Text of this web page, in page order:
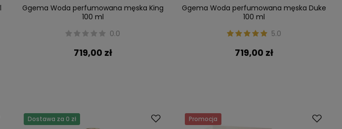
Ggema Woda perfumowana męska King
100 ml
0.0
719,00 zł
Ggema Woda perfumowana męska Duke
100 ml
5.0
719,00 zł
Dostawa za 0 zł Promocja